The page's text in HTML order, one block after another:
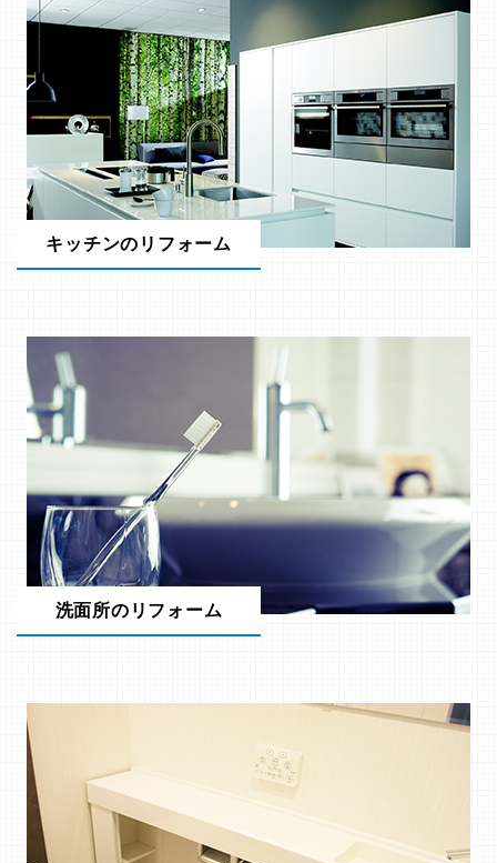
キッチンのリフォーム
洗面所のリフォーム